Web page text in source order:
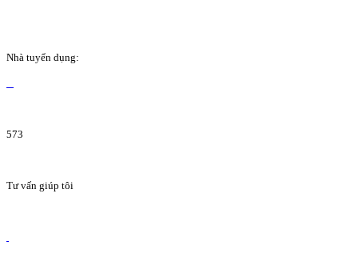
Nhà tuyển dụng:
573
Tư vấn giúp tôi